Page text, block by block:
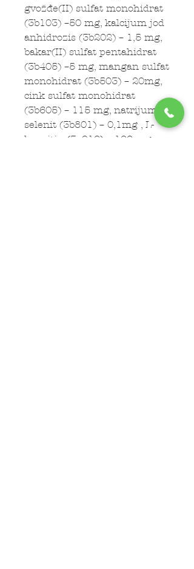
gvožđe(II) sulfat monohidrat
(3b103) –50 mg, kalcijum jod
anhidrozis (3b202) – 1,5 mg,
bakar(II) sulfat pentahidrat
(3b405) –5 mg, mangan sulfat
monohidrat (3b503) – 20mg,
cink sulfat monohidrat
(3b605) – 115 mg, natrijum
selenit (3b801) – 0,1mg , L-
karnitin (3a910) – 100 mg.